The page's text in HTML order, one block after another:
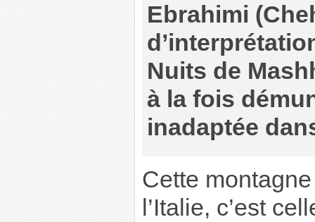
Ebrahimi
Nuits de
à la fois
inadaptée
Cette
l’Italie, c’est